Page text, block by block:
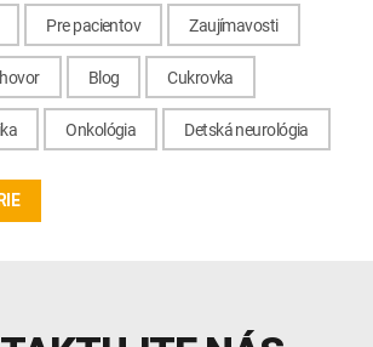
Pre pacientov Zaujímavosti
Blog Cukrovka
Onkológia Detská neurológia